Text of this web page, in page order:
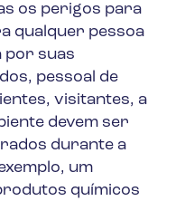
os perigos para
qualquer pessoa
por suas
pessoal de
visitantes, a
devem ser
durante a
um
químicos